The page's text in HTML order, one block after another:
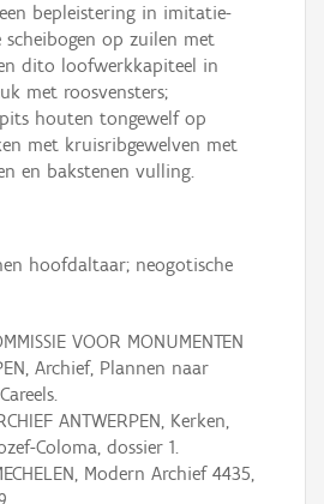
bepleistering in imitatie-
scheibogen op zuilen met
dito loofwerkkapiteel in
met roosvensters;
houten tongewelf op
met kruisribgewelven met
en bakstenen vulling.
hoofdaltaar; neogotische
VOOR MONUMENTEN
Archief, Plannen naar
ANTWERPEN, Kerken,
Coloma, dossier 1.
Modern Archief 4435,